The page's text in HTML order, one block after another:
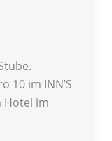
10 im INN’S
Hotel im